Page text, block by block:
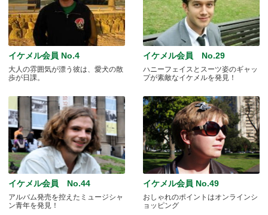
イケメル会員 No.4
大人の雰囲気が漂う彼は、愛犬の散
歩が日課。
イケメル会員 No.29
ハニーフェイスとスーツ姿のギャッ
プが素敵なイケメルを発見！
イケメル会員 No.44
アルバム発売を控えたミュージシャ
ン青年を発見！
イケメル会員 No.49
おしゃれのポイントはオンラインシ
ョッピング